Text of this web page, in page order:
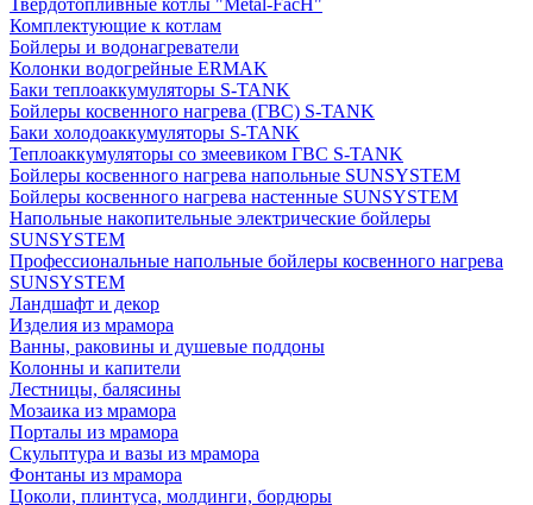
Твердотопливные котлы "Metal-FacH"
Комплектующие к котлам
Бойлеры и водонагреватели
Колонки водогрейные ERMAK
Баки теплоаккумуляторы S-TANK
Бойлеры косвенного нагрева (ГВС) S-TANK
Баки холодоаккумуляторы S-TANK
Теплоаккумуляторы со змеевиком ГВС S-TANK
Бойлеры косвенного нагрева напольные SUNSYSTEM
Бойлеры косвенного нагрева настенные SUNSYSTEM
Напольные накопительные электрические бойлеры
SUNSYSTEM
Профессиональные напольные бойлеры косвенного нагрева
SUNSYSTEM
Ландшафт и декор
Изделия из мрамора
Ванны, раковины и душевые поддоны
Колонны и капители
Лестницы, балясины
Мозаика из мрамора
Порталы из мрамора
Скульптура и вазы из мрамора
Фонтаны из мрамора
Цоколи, плинтуса, молдинги, бордюры